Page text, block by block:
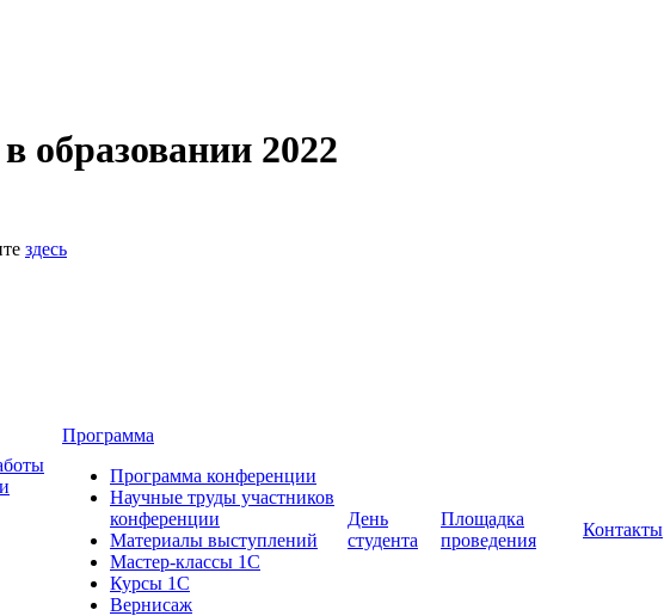
образовании 2022
здесь
Программа
Программа конференции
Научные труды участников
конференции
Материалы выступлений
Мастер-классы 1С
Курсы 1С
Вернисаж
День
студента
Площадка
проведения
Контакты